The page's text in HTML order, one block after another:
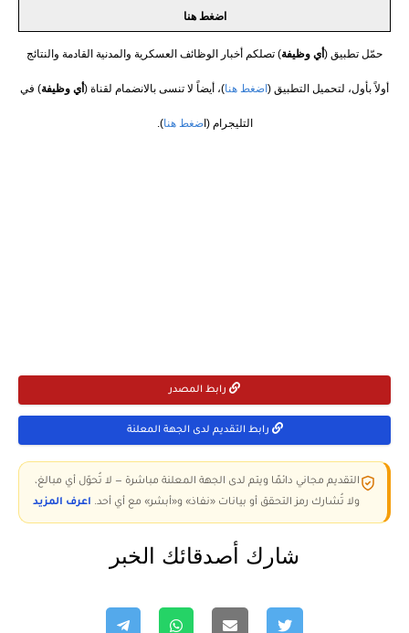
اضغط هنا
حمّل تطبيق ( أي وظيفة) تصلكم أخبار الوظائف العسكرية والمدنية القادمة والنتائج
أولاً بأول، لتحميل التطبيق ( اضغط هنا)، أيضاً لا تنسى بالانضمام لقناة ( أي وظيفة) في
التليجرام (اضغط هنا).
رابط المصدر
رابط التقديم لدى الجهة المعلنة
التقديم مجاني دائمًا ويتم لدى الجهة المعلنة مباشرة — لا تُحوّل أي مبالغ،
ولا تُشارك رمز التحقق أو بيانات «نفاذ» و«أبشر» مع أي أحد. اعرف المزيد
شارك أصدقائك الخبر